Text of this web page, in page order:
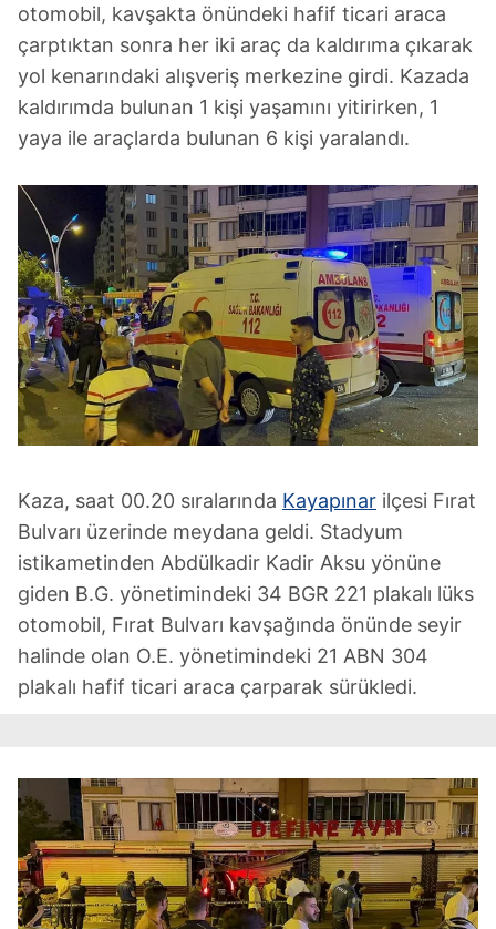
otomobil, kavşakta önündeki hafif ticari araca
çarptıktan sonra her iki araç da kaldırıma çıkarak
yol kenarındaki alışveriş merkezine girdi. Kazada
kaldırımda bulunan 1 kişi yaşamını yitirirken, 1
yaya ile araçlarda bulunan 6 kişi yaralandı.
Kaza, saat 00.20 sıralarında Kayapınar ilçesi Fırat
Bulvarı üzerinde meydana geldi. Stadyum
istikametinden Abdülkadir Kadir Aksu yönüne
giden B.G. yönetimindeki 34 BGR 221 plakalı lüks
otomobil, Fırat Bulvarı kavşağında önünde seyir
halinde olan O.E. yönetimindeki 21 ABN 304
plakalı hafif ticari araca çarparak sürükledi.